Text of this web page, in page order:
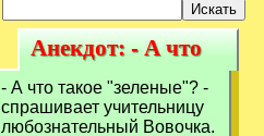
Анекдот: - А что
такое зеленые? -
Анекдот: - А что
такое зеленые? -
- А что такое "зеленые"? -
спрашивает учительницу
любознательный Вовочка.